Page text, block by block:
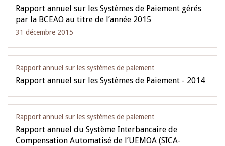
Rapport annuel sur les Systèmes de Paiement gérés
par la BCEAO au titre de l’année 2015
31 décembre 2015
Rapport annuel sur les systèmes de paiement
Rapport annuel sur les Systèmes de Paiement - 2014
Rapport annuel sur les systèmes de paiement
Rapport annuel du Système Interbancaire de
Compensation Automatisé de l’UEMOA (SICA-